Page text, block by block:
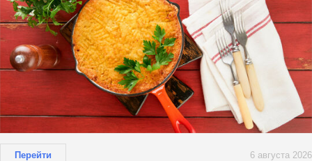
Перейти 6 августа 2026